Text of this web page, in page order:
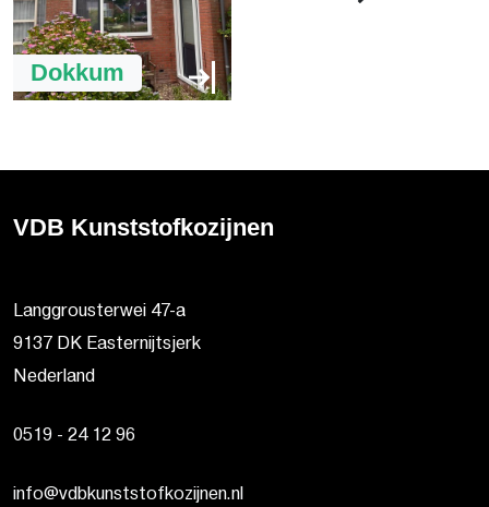
Dokkum
VDB Kunststofkozijnen
Langgrousterwei 47-a
9137 DK Easternijtsjerk
Nederland
0519 - 24 12 96
info@vdbkunststofkozijnen.nl